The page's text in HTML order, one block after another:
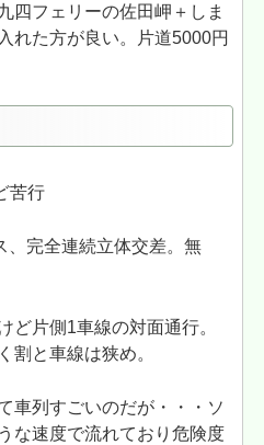
四フェリーの佐田岬＋しま
れた方が良い。片道5000円
苦行
、完全連続立体交差。無
ど片側1車線の対面通行。
割と車線は狭め。
車列すごいのだが・・・ソ
な速度で流れており危険度